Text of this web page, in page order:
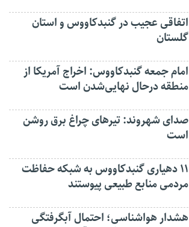
اتفاقی عجیب در‌ گنبدکاووس و استان
گلستان
امام جمعه گنبدکاووس: اخراج آمریکا از
منطقه درحال نهایی‌شدن است
صدای شهروند: تیرهای چراغ برق روشن
است
۱۱ دهیاری گنبدکاووس به شبکه حفاظت
مردمی منابع طبیعی پیوستند
هشدار هواشناسی؛ احتمال آبگرفتگی